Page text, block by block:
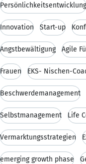
Persönlichkeitsentwicklung
Innovation Start-up
Angstbewältigung Agile
Frauen EKS- Nischen-
Beschwerdemanagement
Selbstmanagement Life
Vermarktungsstrategien
emerging growth phase